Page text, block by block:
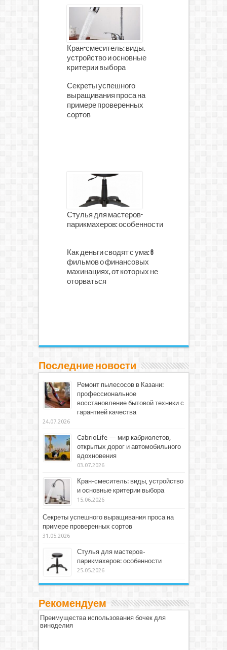
Кран-смеситель: виды,
устройство и основные
критерии выбора
Секреты успешного
выращивания проса на
примере проверенных
сортов
Стулья для мастеров-
парикмахеров: особенности
Как деньги сводят с ума: 6
фильмов о финансовых
махинациях, от которых не
оторваться
Последние новости
Ремонт пылесосов в Казани:
профессиональное
восстановление бытовой техники с
гарантией качества
24.07.2026
CabrioLife — мир кабриолетов,
открытых дорог и автомобильного
вдохновения
03.07.2026
Кран-смеситель: виды, устройство
и основные критерии выбора
15.06.2026
Секреты успешного выращивания проса на
примере проверенных сортов
31.05.2026
Стулья для мастеров-
парикмахеров: особенности
25.05.2026
Рекомендуем
Преимущества использования бочек для
виноделия